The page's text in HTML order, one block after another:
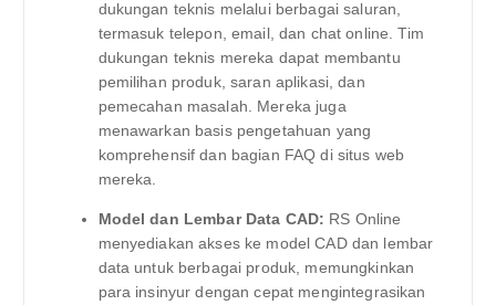
dukungan teknis melalui berbagai saluran,
termasuk telepon, email, dan chat online. Tim
dukungan teknis mereka dapat membantu
pemilihan produk, saran aplikasi, dan
pemecahan masalah. Mereka juga
menawarkan basis pengetahuan yang
komprehensif dan bagian FAQ di situs web
mereka.
Model dan Lembar Data CAD: RS Online
menyediakan akses ke model CAD dan lembar
data untuk berbagai produk, memungkinkan
para insinyur dengan cepat mengintegrasikan